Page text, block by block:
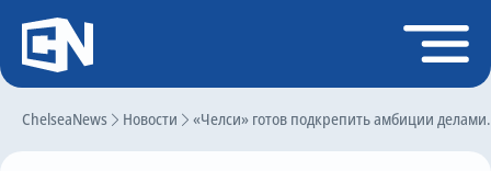
ChelseaNews Новости «Челси» готов подкрепить амбиции
Регистрация
Главная